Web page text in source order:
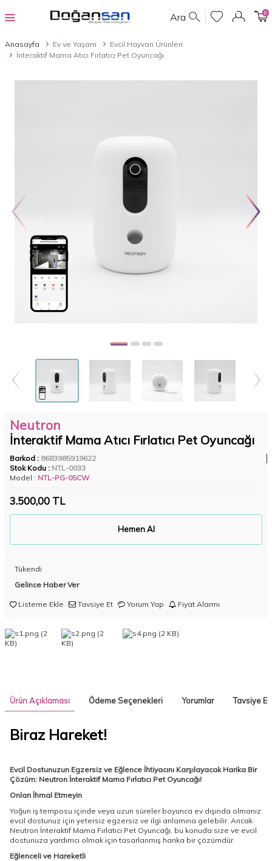
Ara 0
Anasayfa Ev ve Yaşam
Evcil Hayvan Ürünleri
İnteraktif Mama Atıcı Fırlatıcı Pet Oyuncağı
Neutron
İnteraktif Mama Atıcı Fırlatıcı Pet Oyuncağı
Barkod : 8683985919622
Stok Kodu : NTL-0033
Model : NTL-PG-05CW
3.500,00 TL
Hemen Al
Tükendi
Gelince Haber Ver
Listeme Ekle Tavsiye Et Yorum Yap Fiyat Alarmı
Ürün Açıklaması Ödeme Seçenekleri Yorumlar Tavsiye Et
Biraz Hareket!
Evcil Dostunuzun Egzersiz ve Eğlence İhtiyacını Karşılayacak Harika Bir
Çözüm: Neutron İnteraktif Mama Fırlatıcı Pet Oyuncağı!
Onları İhmal Etmeyin
Yoğun iş temposu içinde veya uzun süreler boyunca ev dışında olmanız
evcil dostunuz için yetersiz egzersiz ve ilgi anlamına gelebilir. Ancak
Neutron İnteraktif Mama Fırlatıcı Pet Oyuncağı, bu konuda size ve evcil
dostunuza yardımcı olmak için tasarlanmış harika bir çözümdür.
Eğlenceli ve Hareketli